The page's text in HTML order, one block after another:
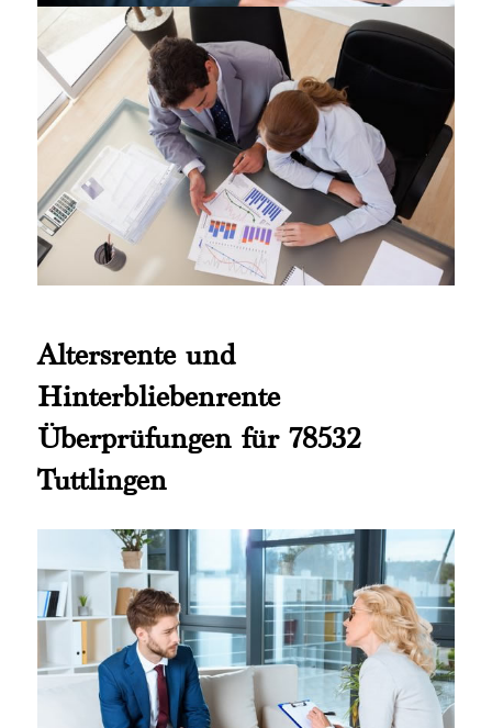
Altersrente und
Hinterbliebenrente
Überprüfungen für 78532
Tuttlingen